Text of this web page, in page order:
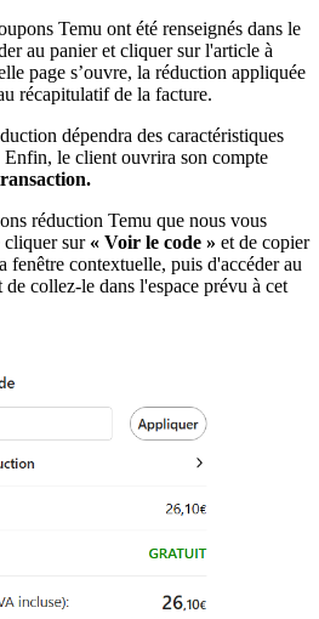
Temu ont été renseignés dans le
au panier et cliquer sur l'article à
page s’ouvre, la réduction appliquée
récapitulatif de la facture.
dépendra des caractéristiques
Enfin, le client ouvrira son compte
réduction Temu que nous vous
cliquer sur « Voir le code » et de copier
fenêtre contextuelle, puis d'accéder au
collez-le dans l'espace prévu à cet